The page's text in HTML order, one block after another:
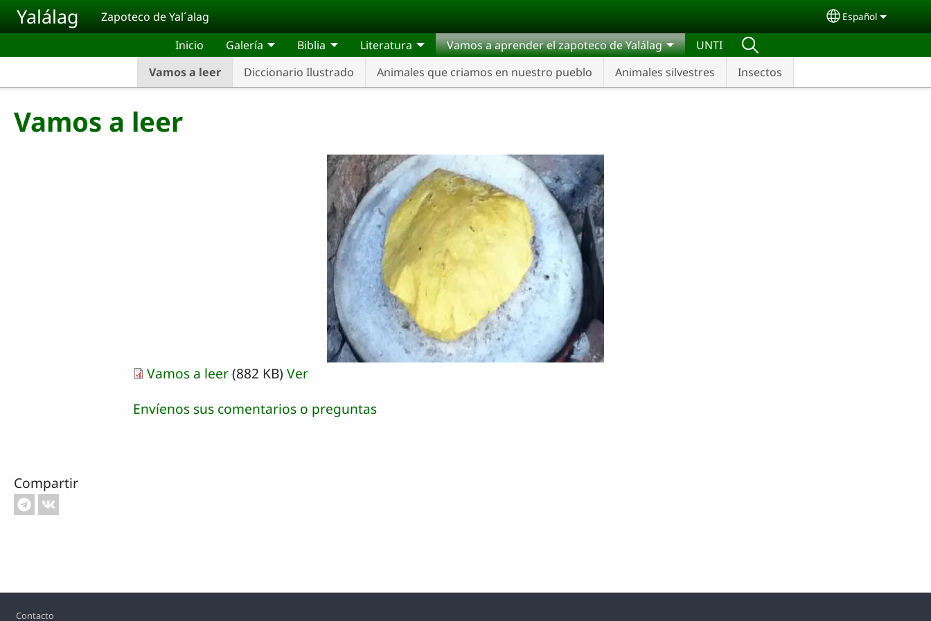
Pasar al contenido principal
Yalálag Zapoteco de Yal´alag Select your
Español
Inicio Galería Biblia Literatura
Vamos a aprender el zapoteco de Yalálag
Vamos a leer
Diccionario Ilustrado Animales que criamos en nuestro pueblo Animales silvestres Insectos
UNTI
Vamos a leer
Vamos a leer(882 KB) Ver
Envíenos sus comentarios o preguntas
Compartir
Footer
Contacto